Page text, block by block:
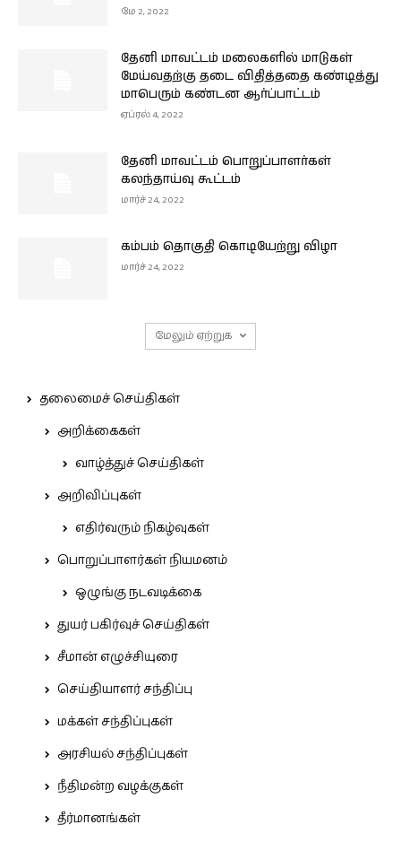
மே 2, 2022
தேனி மாவட்டம் மலைகளில் மாடுகள்
மேய்வதற்கு தடை விதித்ததை கண்டித்து
மாபெரும் கண்டன ஆர்ப்பாட்டம்
ஏப்ரல் 4, 2022
தேனி மாவட்டம் பொறுப்பாளர்கள்
கலந்தாய்வு கூட்டம்
மார்ச் 24, 2022
கம்பம் தொகுதி கொடியேற்று விழா
மார்ச் 24, 2022
மேலும் ஏற்றுக
தலைமைச் செய்திகள்
அறிக்கைகள்
வாழ்த்துச் செய்திகள்
அறிவிப்புகள்
எதிர்வரும் நிகழ்வுகள்
பொறுப்பாளர்கள் நியமனம்
ஒழுங்கு நடவடிக்கை
துயர் பகிர்வுச் செய்திகள்
சீமான் எழுச்சியுரை
செய்தியாளர் சந்திப்பு
மக்கள் சந்திப்புகள்
அரசியல் சந்திப்புகள்
நீதிமன்ற வழக்குகள்
தீர்மானங்கள்